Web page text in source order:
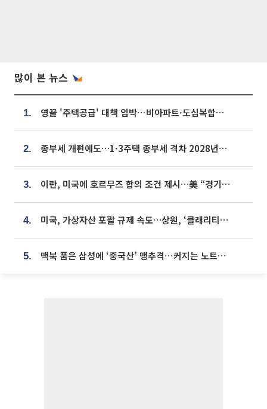
많이 본 뉴스
1. 영끌 '주택공급' 대책 임박⋯비아파트·도심복합까지 총동원
2. 종부세 개편에도…1·3주택 종부세 격차 2028년부터 확대
3. 이란, 미국에 호르무즈 합의 조건 제시…美 “경기 아직 안 끝나” [종합]
4. 미국, 가상자산 포괄 규제 속도…상원, ‘클래리티법’ 9월 절차투표 추진
5. 맥북 품은 삼성에 ‘중국산’ 맹추격⋯커지는 노트북 OLED 시장